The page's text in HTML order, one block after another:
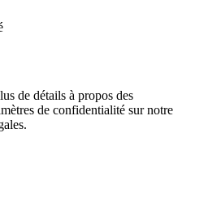
de détails à propos des
de confidentialité sur notre